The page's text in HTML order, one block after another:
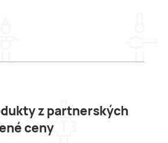
z partnerských
ceny